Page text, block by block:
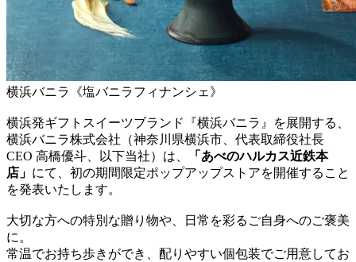
横浜バニラ《塩バニラフィナンシェ》
横浜発ギフトスイーツブランド『横浜バニラ』を展開する、
横浜バニラ株式会社（神奈川県横浜市、代表取締役社長
CEO 高橋優斗、以下当社）は、
「あべのハルカス近鉄本
店」 にて、初の期間限定ポップアップストアを開催すること
を発表いたします。
大切な方への特別な贈り物や、日常を彩るご自身へのご褒美
に。
常温でお持ち歩きができ、配りやすい個包装でご用意してお